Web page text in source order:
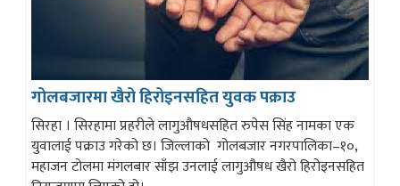
गोलबजारमा खैरो हिरोइनसहित युवक पक्राउ
सिरहा । सिरहामा प्रहरीले लागुऔषधसहित रुपेस सिंह नामका एक
युवालाई पक्राउ गरेको छ। जिल्लाको गोलबजार नगरपालिका–१०,
महाजन टोलमा मंगलबार साँझ उनलाई लागुऔषध खैरो हिरोइनसहित